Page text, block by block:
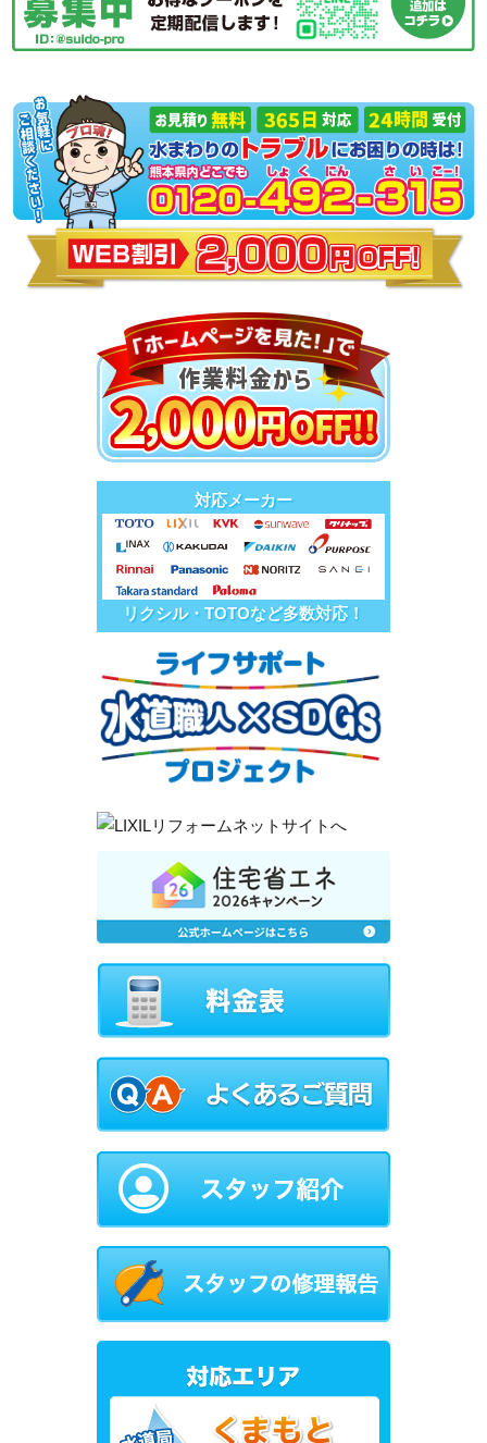
対応メーカー
リクシル・TOTOなど多数対応！